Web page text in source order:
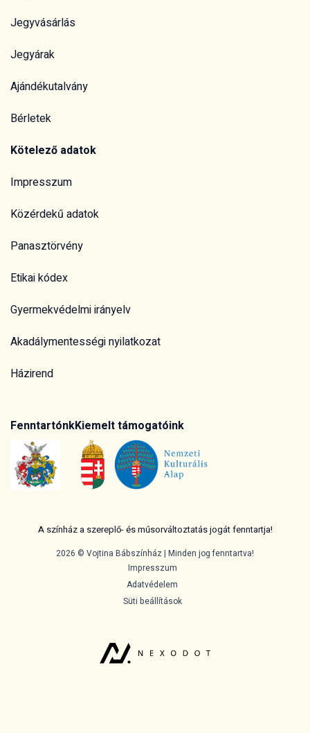
Jegyvásárlás
Jegyárak
Ajándékutalvány
Bérletek
Kötelező adatok
Impresszum
Közérdekű adatok
Panasztörvény
Etikai kódex
Gyermekvédelmi irányelv
Akadálymentességi nyilatkozat
Házirend
FenntartónkKiemelt támogatóink
A színház a szereplő- és műsorváltoztatás jogát fenntartja!
2026 © Vojtina Bábszínház | Minden jog fenntartva!
Impresszum
Adatvédelem
Süti beállítások